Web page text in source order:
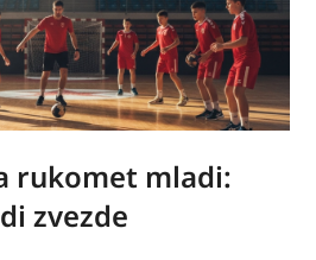
rukomet mladi:
zvezde